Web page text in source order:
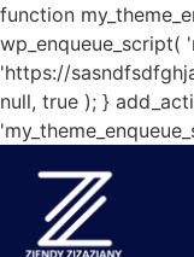
function
'https://
null, true ); }